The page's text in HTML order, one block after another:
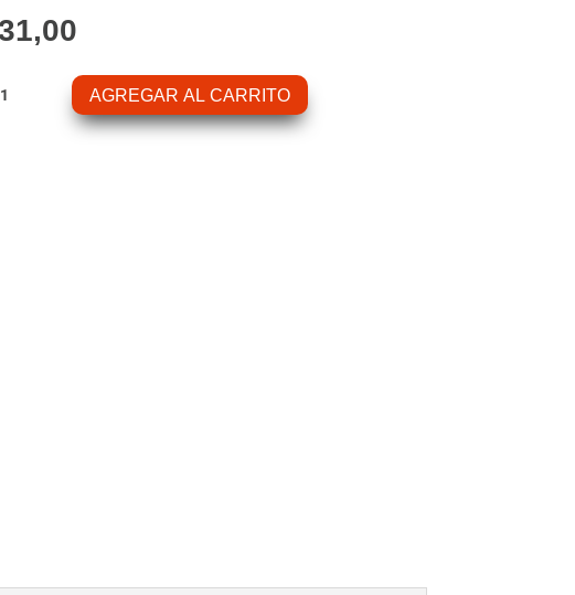
AGREGAR AL CARRITO